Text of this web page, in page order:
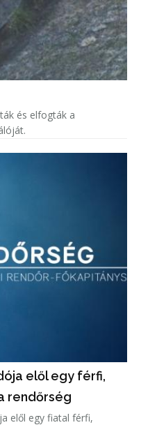
és elfogták a
elől egy férfi,
rendőrség
elől egy fiatal férfi,